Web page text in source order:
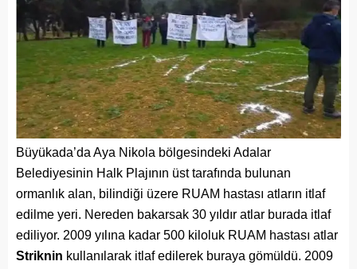
Büyükada’da Aya Nikola bölgesindeki Adalar
Belediyesinin Halk Plajının üst tarafında bulunan
ormanlık alan, bilindiği üzere RUAM hastası atların itlaf
edilme yeri. Nereden bakarsak 30 yıldır atlar burada itlaf
ediliyor. 2009 yılına kadar 500 kiloluk RUAM hastası atlar
Striknin kullanılarak itlaf edilerek buraya gömüldü. 2009